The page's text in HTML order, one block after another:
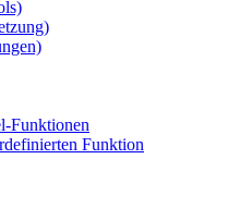
Funktionen
Funktion